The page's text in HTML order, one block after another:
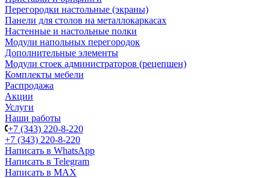
Перегородки настольные (экраны)
Панели для столов на металлокаркасах
Настенные и настольные полки
Модули напольных перегородок
Дополнительные элементы
Модули стоек администраторов (рецепшен)
Комплекты мебели
Распродажа
Акции
Услуги
Наши работы
+7 (343) 220-8-220
+7 (343) 220-8-220
Написать в WhatsApp
Написать в Telegram
Написать в MAX